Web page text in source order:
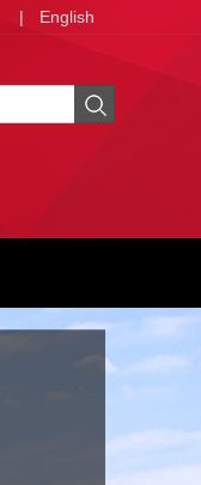
| English